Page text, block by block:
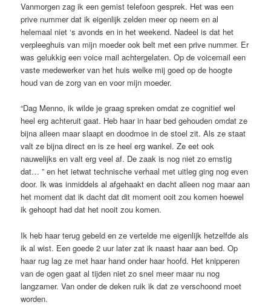
Vanmorgen zag ik een gemist telefoon gesprek. Het was een
prive nummer dat ik eigenlijk zelden meer op neem en al
helemaal niet ‘s avonds en in het weekend. Nadeel is dat het
verpleeghuis van mijn moeder ook belt met een prive nummer. Er
was gelukkig een voice mail achtergelaten. Op de voicemail een
vaste medewerker van het huis welke mij goed op de hoogte
houd van de zorg van en voor mijn moeder.
“Dag Menno, ik wilde je graag spreken omdat ze cognitief wel
heel erg achteruit gaat. Heb haar in haar bed gehouden omdat ze
bijna alleen maar slaapt en doodmoe in de stoel zit. Als ze staat
valt ze bijna direct en is ze heel erg wankel. Ze eet ook
nauwelijks en valt erg veel af. De zaak is nog niet zo ernstig
dat… ” en het ietwat technische verhaal met uitleg ging nog even
door. Ik was inmiddels al afgehaakt en dacht alleen nog maar aan
het moment dat ik dacht dat dit moment ooit zou komen hoewel
ik gehoopt had dat het nooit zou komen.
Ik heb haar terug gebeld en ze vertelde me eigenlijk hetzelfde als
ik al wist. Een goede 2 uur later zat ik naast haar aan bed. Op
haar rug lag ze met haar hand onder haar hoofd. Het knipperen
van de ogen gaat al tijden niet zo snel meer maar nu nog
langzamer. Van onder de deken ruik ik dat ze verschoond moet
worden.